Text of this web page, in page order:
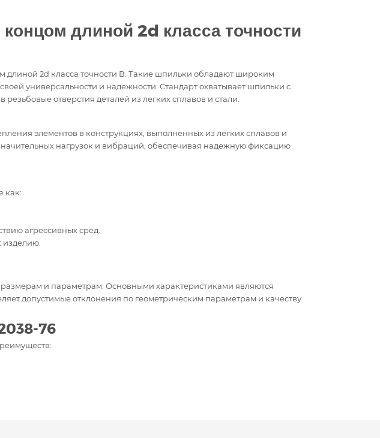
длиной 2d класса точности
2d класса точности В. Такие шпильки обладают широким
универсальности и надежности. Стандарт охватывает шпильки с
отверстия деталей из легких сплавов и стали.
элементов в конструкциях, выполненных из легких сплавов и
нагрузок и вибраций, обеспечивая надежную фиксацию
как:
агрессивных сред.
изделию.
и параметрам. Основными характеристиками являются
допустимые отклонения по геометрическим параметрам и качеству
76